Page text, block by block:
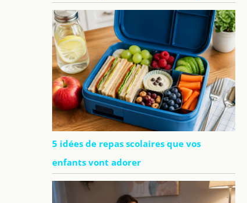
5 idées de repas scolaires que vos
enfants vont adorer